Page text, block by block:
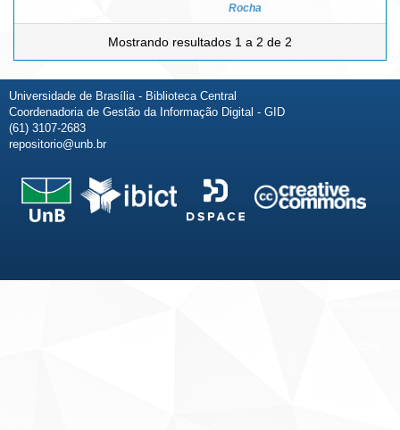
Rocha
Mostrando resultados 1 a 2 de 2
Universidade de Brasília - Biblioteca Central
Coordenadoria de Gestão da Informação Digital - GID
(61) 3107-2683
repositorio@unb.br